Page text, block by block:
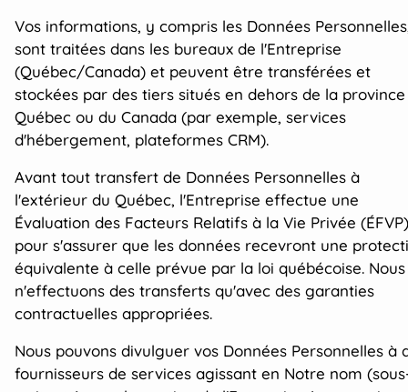
Vos informations, y compris les Données
sont traitées dans les bureaux de l'Entreprise
(Québec/Canada) et peuvent être transférées et
stockées par des tiers situés en dehors de la
Québec ou du Canada (par exemple, services
d'hébergement, plateformes CRM).
Avant tout transfert de Données Personnelles à
l'extérieur du Québec, l'Entreprise effectue une
Évaluation des Facteurs Relatifs à la Vie Privée (ÉFVP)
pour s'assurer que les données recevront une
équivalente à celle prévue par la loi québécoise. Nous
n'effectuons des transferts qu'avec des garanties
contractuelles appropriées.
Nous pouvons divulguer vos Données Personnelles à
fournisseurs de services agissant en Notre nom